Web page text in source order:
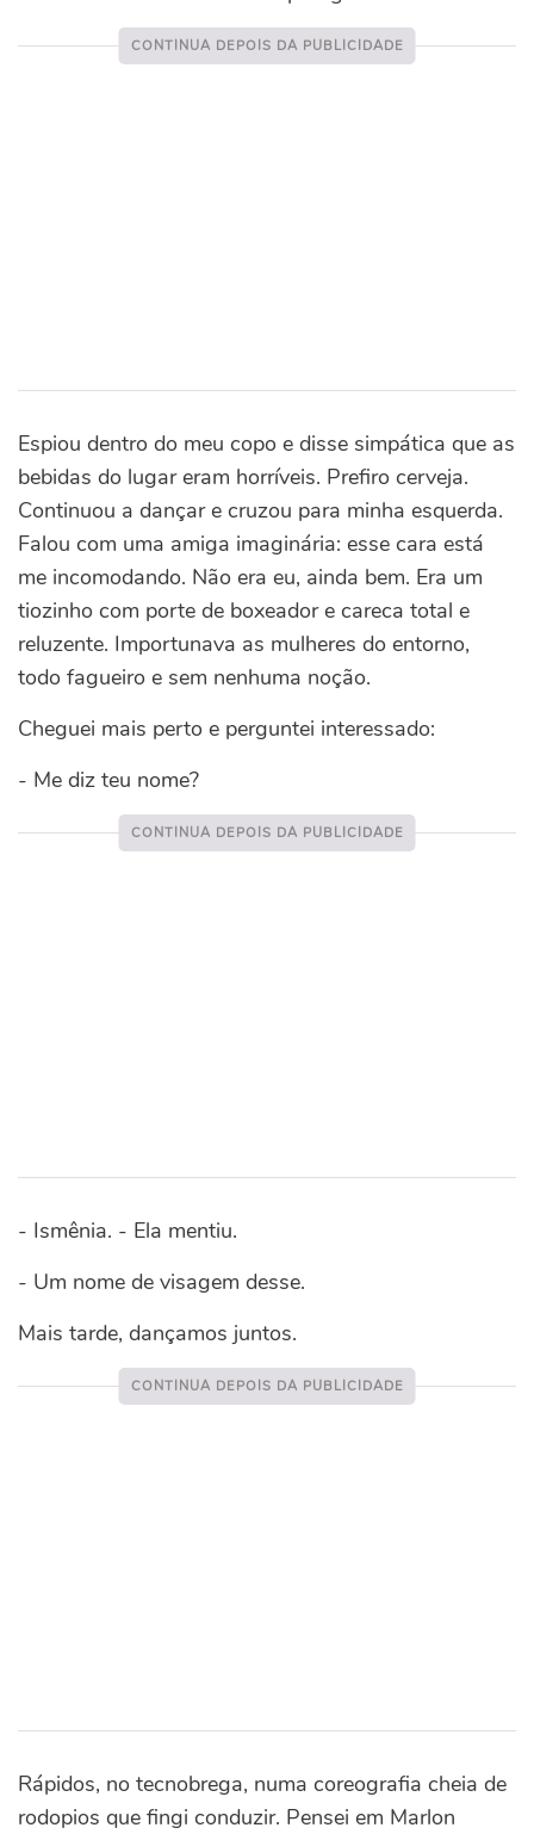
Espiou dentro do meu copo e disse simpática que as
bebidas do lugar eram horríveis. Prefiro cerveja.
Continuou a dançar e cruzou para minha esquerda.
Falou com uma amiga imaginária: esse cara está
me incomodando. Não era eu, ainda bem. Era um
tiozinho com porte de boxeador e careca total e
reluzente. Importunava as mulheres do entorno,
todo fagueiro e sem nenhuma noção.
Cheguei mais perto e perguntei interessado:
- Me diz teu nome?
- Ismênia. - Ela mentiu.
- Um nome de visagem desse.
Mais tarde, dançamos juntos.
Rápidos, no tecnobrega, numa coreografia cheia de
rodopios que fingi conduzir. Pensei em Marlon